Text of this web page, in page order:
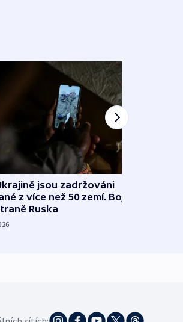
jsou zadržováni
z více než 50 zemí. Bojovali
Ruska